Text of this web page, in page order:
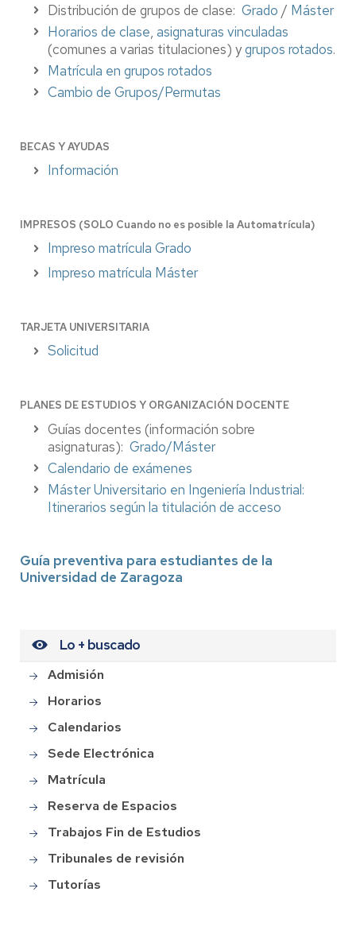
Distribución de grupos de clase: Grado / Máster
Horarios de clase, asignaturas vinculadas
(comunes a varias titulaciones) ygrupos rotados.
Matrícula en grupos rotados
Cambio de Grupos/Permutas
BECAS Y AYUDAS
Información
IMPRESOS (SOLO Cuando no es posible la Automatrícula)
Impreso matrícula Grado
Impreso matrícula Máster
TARJETA UNIVERSITARIA
Solicitud
PLANES DE ESTUDIOS Y ORGANIZACIÓN DOCENTE
Guías docentes (información sobre
asignaturas): Grado/Máster
Calendario de exámenes
Máster Universitario en Ingeniería Industrial:
Itinerarios según la titulación de acceso
Guía preventiva para estudiantes de la
Universidad de Zaragoza
Lo + buscado
Admisión
Horarios
Calendarios
Sede Electrónica
Matrícula
Reserva de Espacios
Trabajos Fin de Estudios
Tribunales de revisión
Tutorías